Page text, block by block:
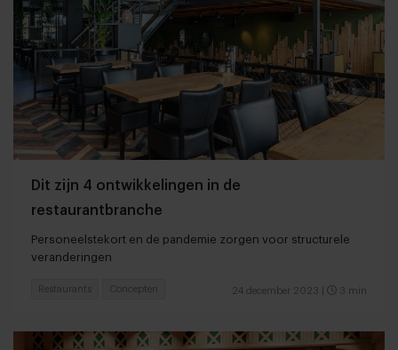
Dit zijn 4 ontwikkelingen in de
restaurantbranche
Personeelstekort en de pandemie zorgen voor structurele
veranderingen
24 december 2023 3 min
Restaurants Concepten